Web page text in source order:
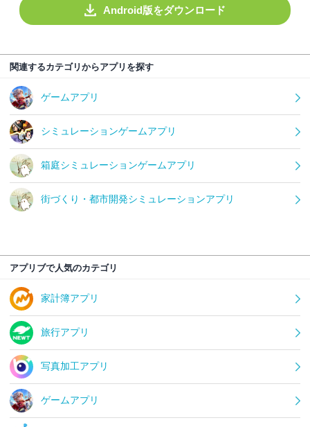
Android版をダウンロード
関連するカテゴリからアプリを探す
ゲームアプリ
シミュレーションゲームアプリ
箱庭シミュレーションゲームアプリ
街づくり・都市開発シミュレーションアプリ
アプリブで人気のカテゴリ
家計簿アプリ
旅行アプリ
写真加工アプリ
ゲームアプリ